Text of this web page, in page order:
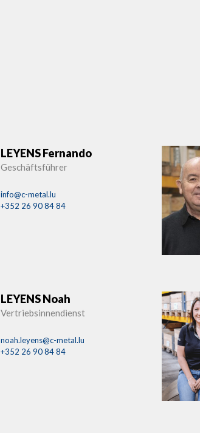
LEYENS Fernando
Geschäftsführer
info@c-metal.lu
+352 26 90 84 84
LEYENS Noah
Vertriebsinnendienst
noah.leyens@c-metal.lu
+352 26 90 84 84